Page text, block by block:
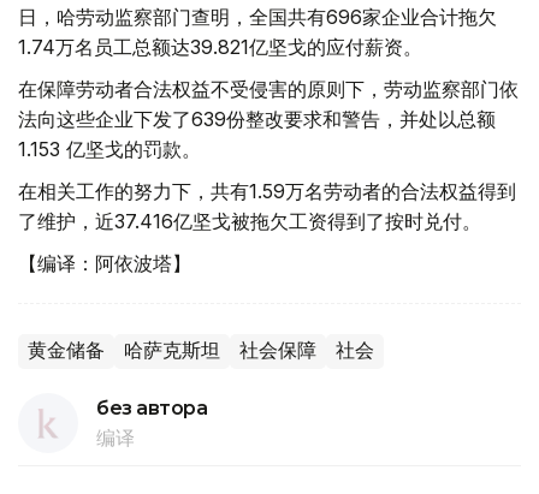
日，哈劳动监察部门查明，全国共有696家企业合计拖欠
1.74万名员工总额达39.821亿坚戈的应付薪资。
在保障劳动者合法权益不受侵害的原则下，劳动监察部门依
法向这些企业下发了639份整改要求和警告，并处以总额
1.153 亿坚戈的罚款。
在相关工作的努力下，共有1.59万名劳动者的合法权益得到
了维护，近37.416亿坚戈被拖欠工资得到了按时兑付。
【编译：阿依波塔】
黄金储备 哈萨克斯坦 社会保障 社会
без автора
编译